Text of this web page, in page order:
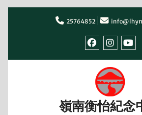
25764852
嶺南衡怡紀念